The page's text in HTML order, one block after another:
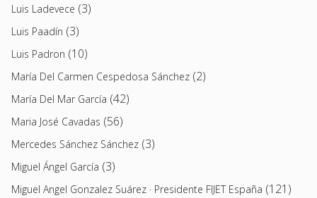
Luis Ladevece (3)
Luis Paadín (3)
Luis Padron (10)
María Del Carmen Cespedosa Sánchez (2)
María Del Mar García (42)
Maria José Cavadas (56)
Mercedes Sánchez Sánchez (3)
Miguel Ángel García (3)
Miguel Angel Gonzalez Suárez · Presidente FIJET España (121)